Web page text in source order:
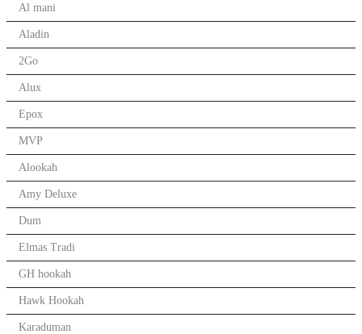
Al mani
Aladin
2Go
Alux
Epox
MVP
Alookah
Amy Deluxe
Dum
Elmas Tradi
GH hookah
Hawk Hookah
Karaduman